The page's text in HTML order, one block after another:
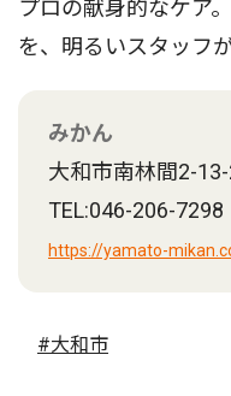
プロの献身的なケア
を、明るいスタッフ
みかん
大和市南林間2-
TEL:046-206-7298
https://yamato-
#大和市